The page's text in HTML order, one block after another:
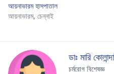
আয়নাভারম হাসপাতাল
আয়নাভারম, চেন্নাই
ডাঃ মারি
চর্মরোগ বিশেষজ্ঞ